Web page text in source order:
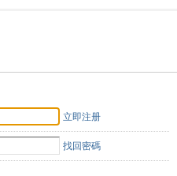
立即注册
找回密碼